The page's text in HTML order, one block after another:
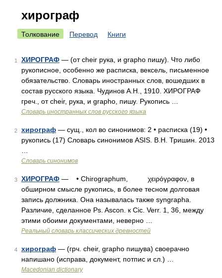
хирограф
Толкование Перевод Книги
1 ХИРОГРАФ — (от cheir рука, и grapho пишу). Что либо
рукописное, особенно же расписка, вексель, письменное
обязательство. Словарь иностранных слов, вошедших в
состав русского языка. Чудинов А.Н., 1910. ХИРОГРАФ
греч., от cheir, рука, и grapho, пишу. Рукопись …
Словарь иностранных слов русского языка
2 хирограф — сущ., кол во синонимов: 2 • расписка (19) •
рукопись (17) Словарь синонимов ASIS. В.Н. Тришин. 2013
Словарь синонимов
3 ХИРОГРАФ — • Chirographum, χειρόγραφον, в
обширном смысле рукопись, в более тесном долговая
запись должника. Она называлась также syngrapha.
Различие, сделанное Ps. Ascon. к Cic. Verr. 1, 36, между
этими обоими документами, неверно …
Реальный словарь классических древностей
4 хирограф — (грч. cheir, grapho пишува) своерачно
напишано (исправа, документ, потпис и сл.) …
Macedonian dictionary